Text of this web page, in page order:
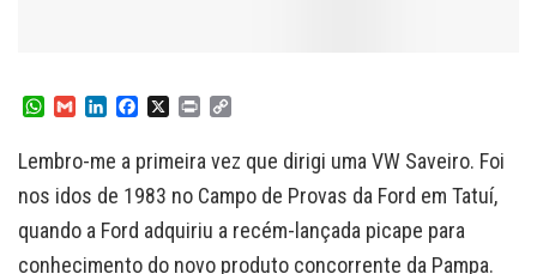
W
t
s
p
p
G
i
l
k
e
I
n
e
b
o
k
X
P
n
t
y
L
n
k
Lembro-me a primeira vez que dirigi uma VW Saveiro. Foi
nos idos de 1983 no Campo de Provas da Ford em Tatuí,
quando a Ford adquiriu a recém-lançada picape para
conhecimento do novo produto concorrente da Pampa.